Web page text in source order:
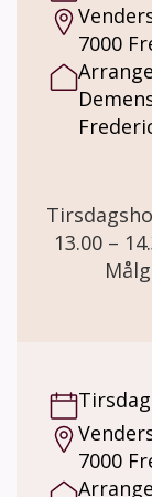
7000
13.00 – 14.30 Sted:
Lillebælt Vendersgade 43, 7000 Fredericia
eller
idræt/
positive
fortsat
7000